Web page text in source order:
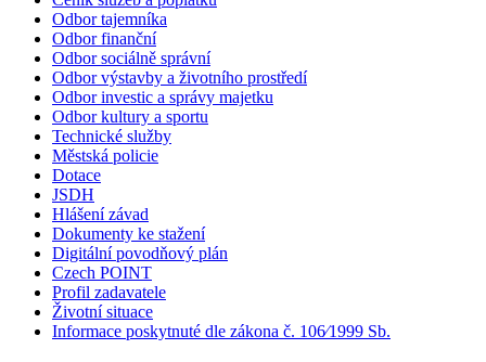
Odbor tajemníka
Odbor finanční
Odbor sociálně správní
Odbor výstavby a životního prostředí
Odbor investic a správy majetku
Odbor kultury a sportu
Technické služby
Městská policie
Dotace
JSDH
Hlášení závad
Dokumenty ke stažení
Digitální povodňový plán
Czech POINT
Profil zadavatele
Životní situace
Informace poskytnuté dle zákona č. 106⁄1999 Sb.